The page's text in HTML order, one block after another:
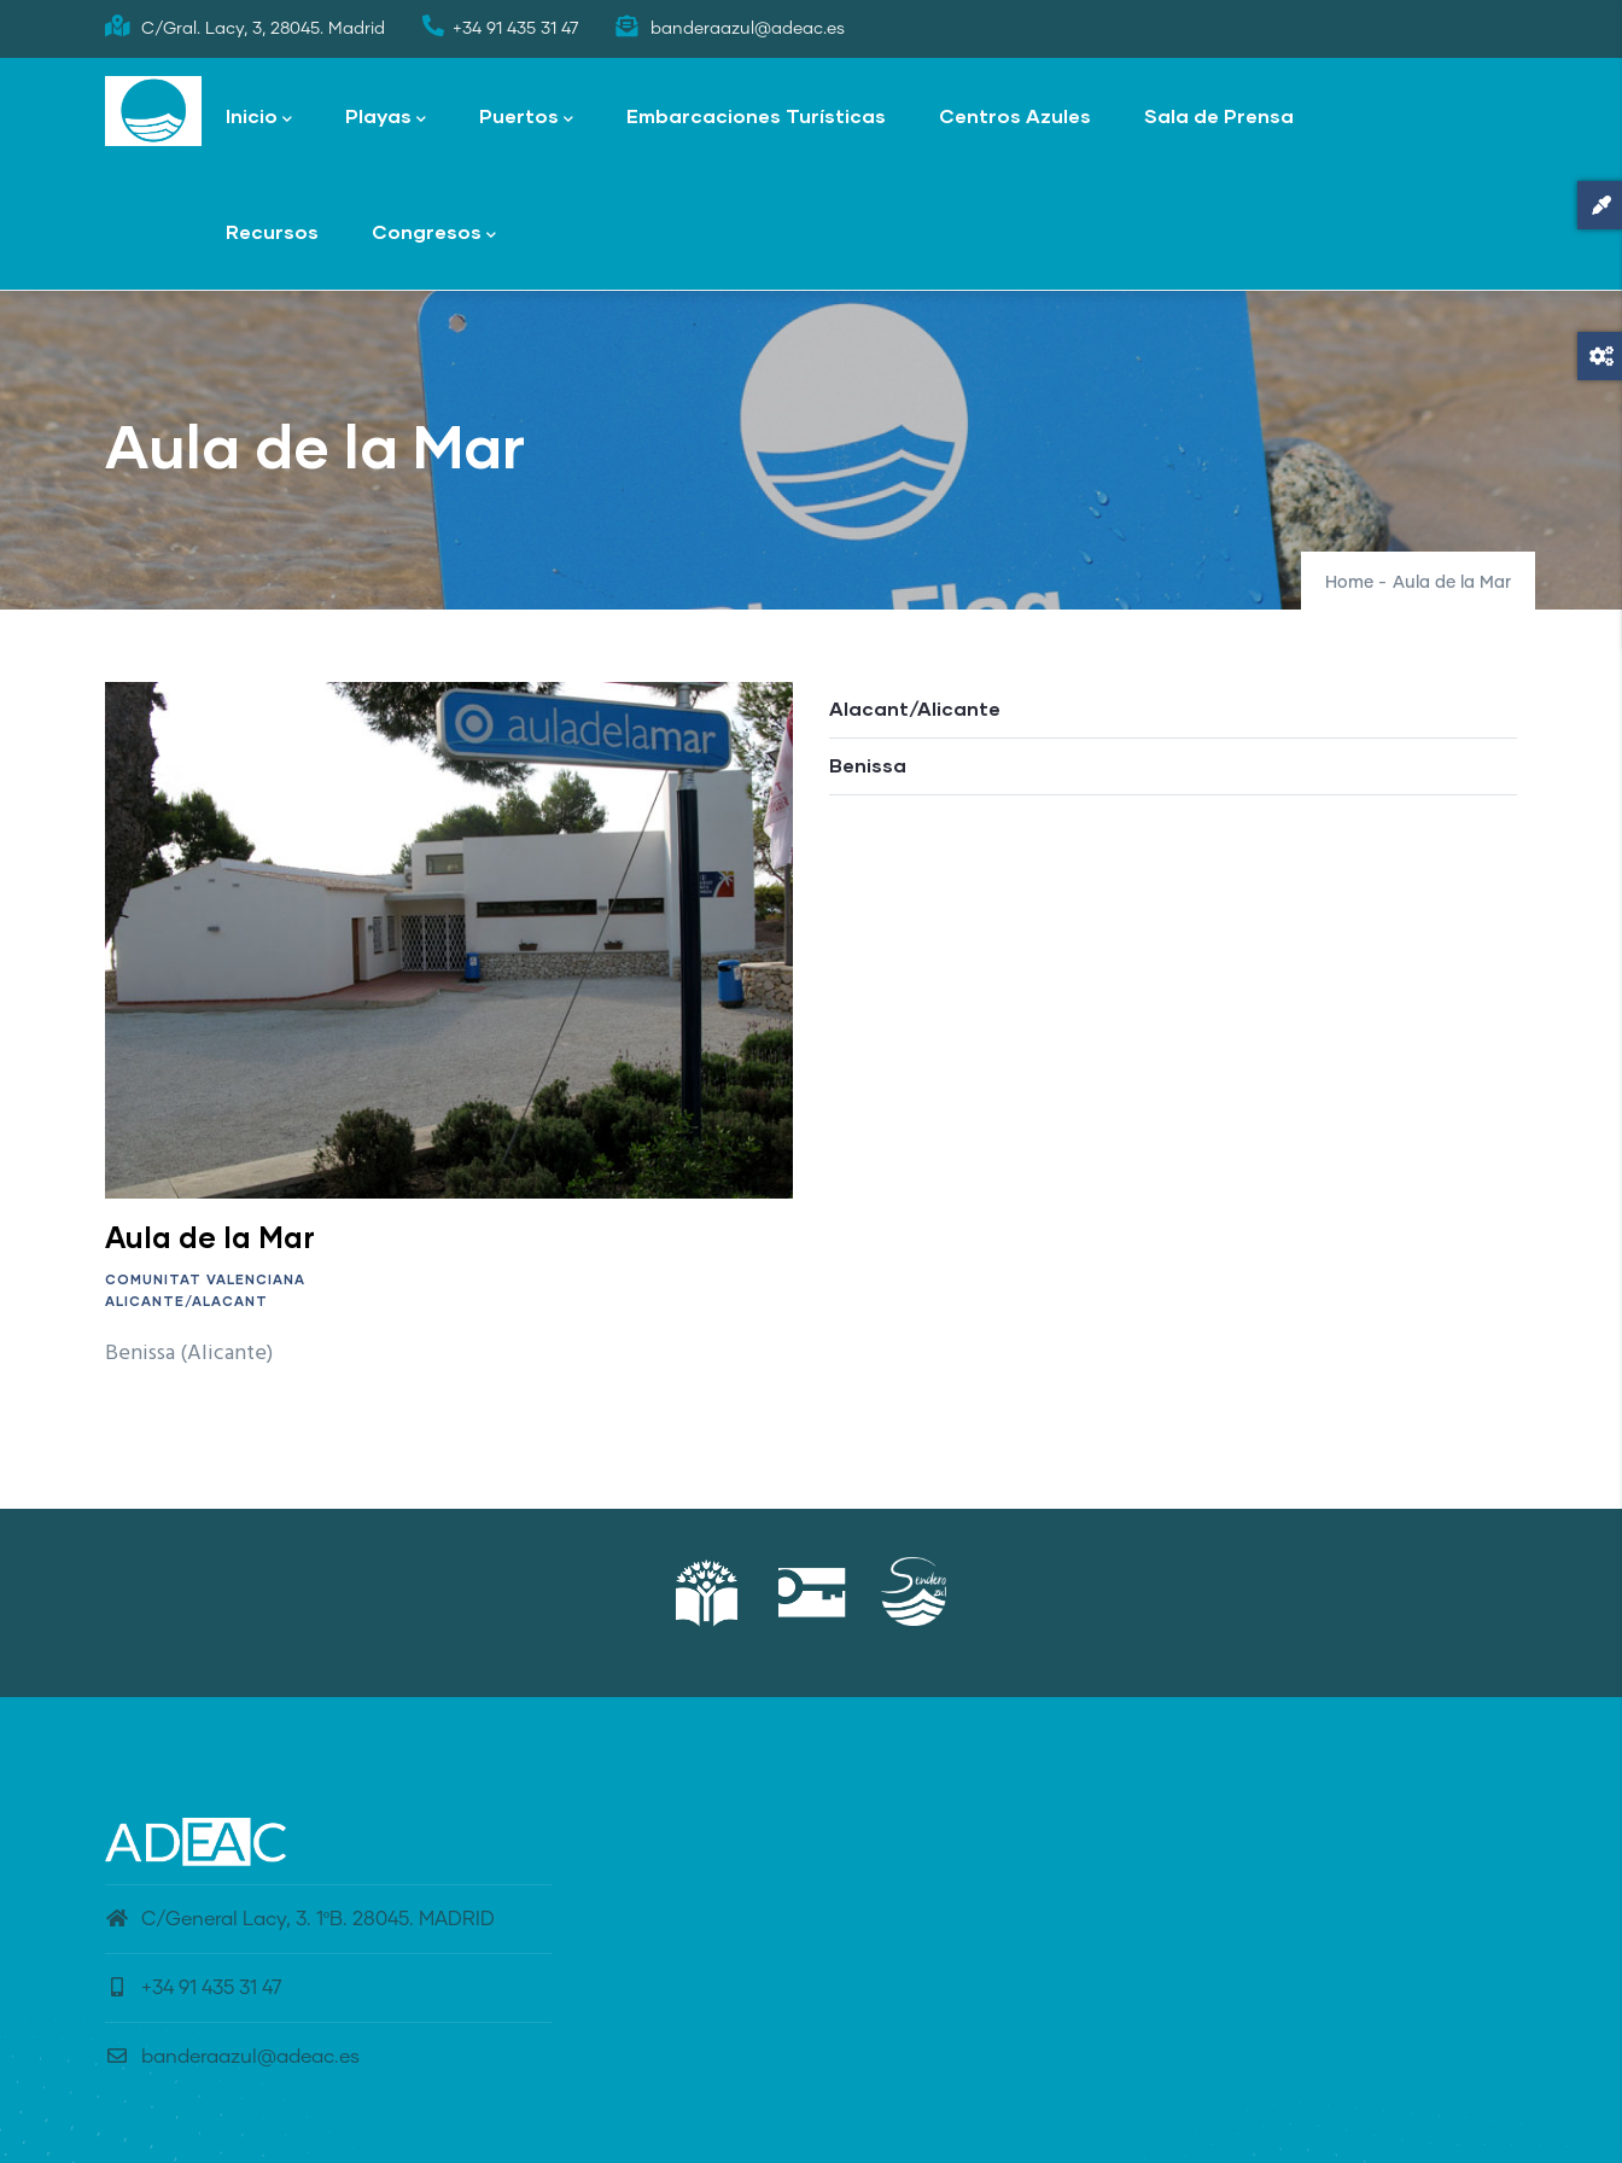
to
C/Gral. Lacy, 3, 28045. Madrid +34 91 435 31 47 banderaazul@adeac.es
navigation
Inicio Playas Puertos Embarcaciones Turísticas Centros Azules Sala de Prensa
Recursos Congresos
Aula de la Mar
Home - Aula de la Mar
Alacant/Alicante
Benissa
Aula de la Mar
COMUNITAT VALENCIANA
ALICANTE/ALACANT
Benissa (Alicante)
C/General Lacy, 3. 1ºB. 28045. MADRID
+34 91 435 31 47
banderaazul@adeac.es